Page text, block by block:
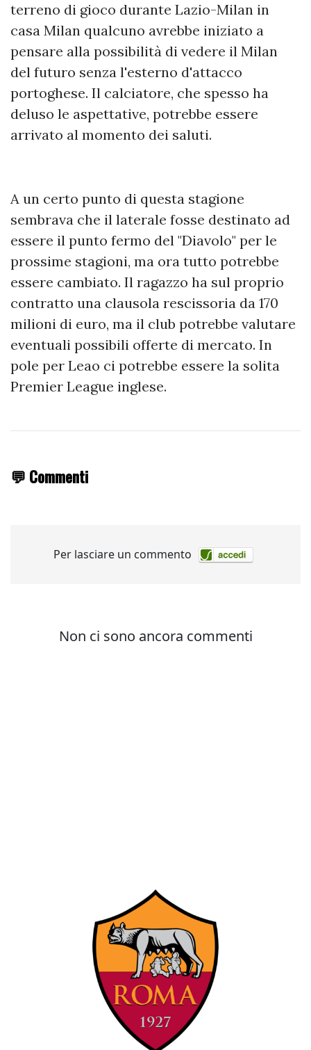
terreno di gioco durante Lazio-Milan in
casa Milan qualcuno avrebbe iniziato a
pensare alla possibilità di vedere il Milan
del futuro senza l'esterno d'attacco
portoghese. Il calciatore, che spesso ha
deluso le aspettative, potrebbe essere
arrivato al momento dei saluti.
A un certo punto di questa stagione
sembrava che il laterale fosse destinato ad
essere il punto fermo del "Diavolo" per le
prossime stagioni, ma ora tutto potrebbe
essere cambiato. Il ragazzo ha sul proprio
contratto una clausola rescissoria da 170
milioni di euro, ma il club potrebbe valutare
eventuali possibili offerte di mercato. In
pole per Leao ci potrebbe essere la solita
Premier League inglese.
💬 Commenti